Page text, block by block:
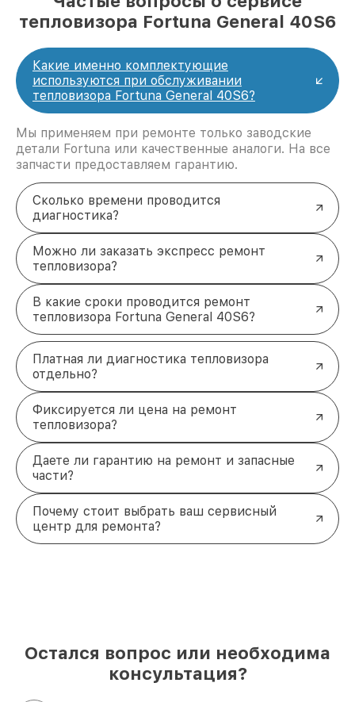
тепловизора Fortuna General 40S6
Какие именно комплектующие
используются при обслуживании
тепловизора Fortuna General 40S6?
Мы применяем при ремонте только заводские
детали Fortuna или качественные аналоги. На все
запчасти предоставляем гарантию.
Сколько времени проводится
диагностика?
Можно ли заказать экспресс ремонт
тепловизора?
В какие сроки проводится ремонт
тепловизора Fortuna General 40S6?
Платная ли диагностика тепловизора
отдельно?
Фиксируется ли цена на ремонт
тепловизора?
Даете ли гарантию на ремонт и запасные
части?
Почему стоит выбрать ваш сервисный
центр для ремонта?
Остался вопрос или необходима
консультация?